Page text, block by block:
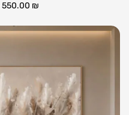
550.00 ₪